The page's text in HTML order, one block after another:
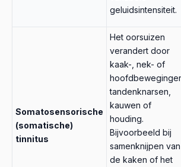
geluidsintensiteit.
Somatosensorische
(somatische)
tinnitus
Het oorsuizen
verandert door
kaak-, nek- of
tandenknarsen,
kauwen of
houding.
Bijvoorbeeld bij
samenknijpen van
de kaken of het